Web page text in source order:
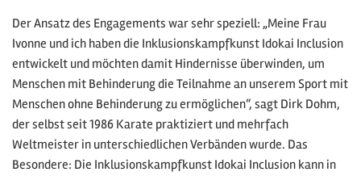
Der Ansatz des Engagements war sehr speziell: „Meine Frau
Ivonne und ich haben die Inklusionskampfkunst Idokai Inclusion
entwickelt und möchten damit Hindernisse überwinden, um
Menschen mit Behinderung die Teilnahme an unserem Sport mit
Menschen ohne Behinderung zu ermöglichen“, sagt Dirk Dohm,
der selbst seit 1986 Karate praktiziert und mehrfach
Weltmeister in unterschiedlichen Verbänden wurde. Das
Besondere: Die Inklusionskampfkunst Idokai Inclusion kann in